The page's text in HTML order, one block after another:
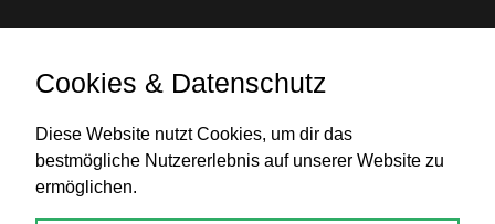
Banküberweisung
Cookies & Datenschutz
Diese Website nutzt Cookies, um dir das
bestmögliche Nutzererlebnis auf unserer Website zu
ermöglichen.